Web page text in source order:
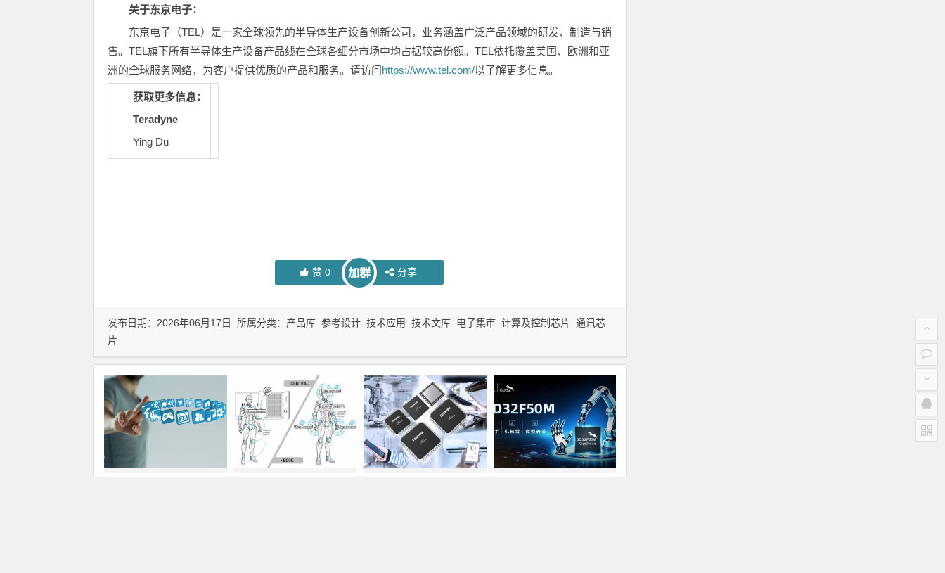
关于东京电子：
东京电子（TEL）是一家全球领先的半导体生产设备创新公司，业务涵盖广泛产品领域的研发、制造与销
售。TEL旗下所有半导体生产设备产品线在全球各细分市场中均占据较高份额。TEL依托覆盖美国、欧洲和亚
洲的全球服务网络，为客户提供优质的产品和服务。请访问https://www.tel.com/以了解更多信息。
获取更多信息：
Teradyne
Ying Du
赞0 加群 分享
发布日期：2026年06月17日 所属分类： 产品库 参考设计 技术应用 技术文库 电子集市 计算及控制芯片 通讯芯
片